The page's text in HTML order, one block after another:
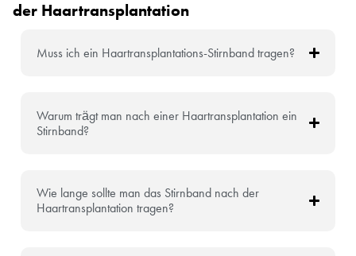
der Haartransplantation
Muss ich ein Haartransplantations-Stirnband tragen?
Warum trägt man nach einer Haartransplantation ein
Stirnband?
Wie lange sollte man das Stirnband nach der
Haartransplantation tragen?